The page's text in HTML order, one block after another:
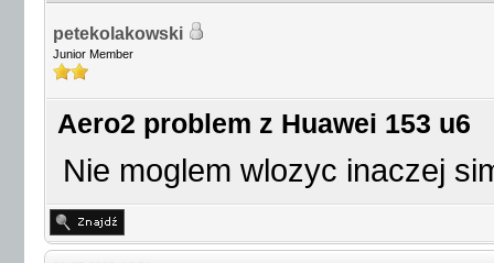
petekolakowski
Junior Member
Aero2 problem z Huawei 153 u6
Nie moglem wlozyc inaczej